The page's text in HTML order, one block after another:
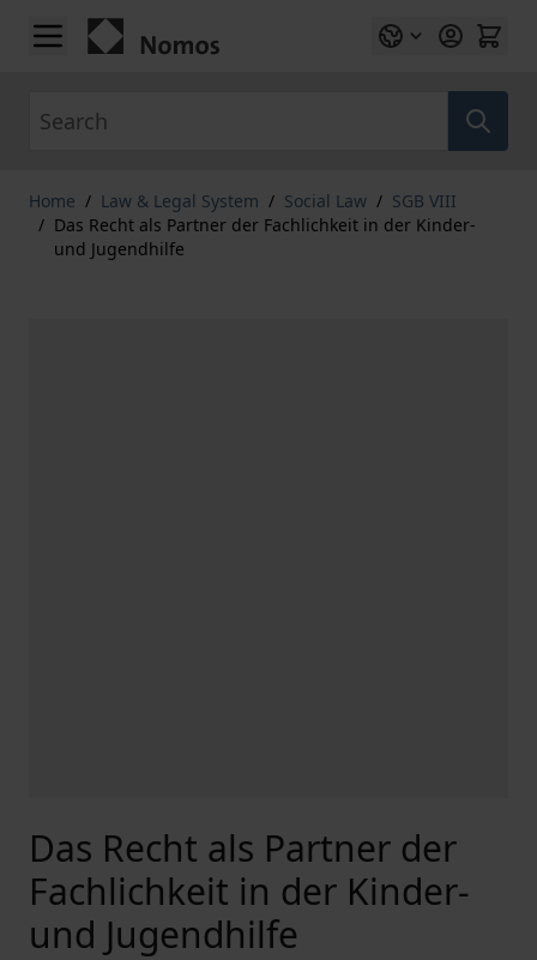
Skip to Content
Home / Law & Legal System / Social Law / SGB VIII
/ Das Recht als Partner der Fachlichkeit in der Kinder-
und Jugendhilfe
Das Recht als Partner der
Fachlichkeit in der Kinder-
und Jugendhilfe